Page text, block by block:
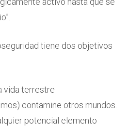
tiene dos objetivos
vida terrestre
contamine otros mundos.
potencial elemento